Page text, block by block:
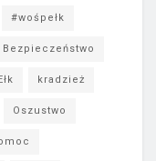
#wośpełk
Bezpieczeństwo
kradzież
Oszustwo